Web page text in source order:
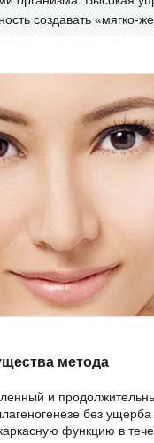
создавать «мягко-
метода
и
без
функцию в